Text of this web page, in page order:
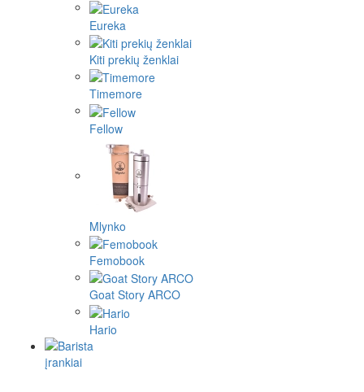
Eureka
Kiti prekių ženklai
Timemore
Fellow
Mlynko
Femobook
Goat Story ARCO
Hario